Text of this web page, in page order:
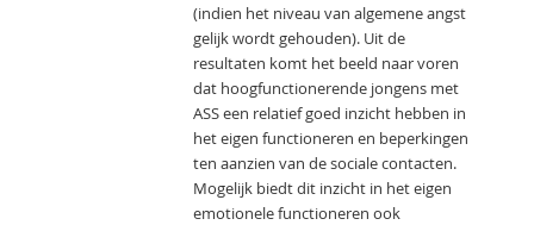
(indien het niveau van algemene angst
gelijk wordt gehouden). Uit de
resultaten komt het beeld naar voren
dat hoogfunctionerende jongens met
ASS een relatief goed inzicht hebben in
het eigen functioneren en beperkingen
ten aanzien van de sociale contacten.
Mogelijk biedt dit inzicht in het eigen
emotionele functioneren ook